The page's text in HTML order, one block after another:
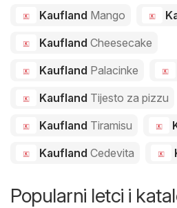
Kaufland Mango
Kaufland Cheesecake
Kaufland Palacinke
Kaufland Tijesto za pizzu
Kaufland Tiramisu
Kaufland Cedevita
Popularni letci i